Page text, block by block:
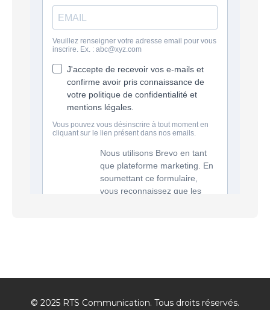
© 2025 RTS Communication. Tous droits réservés.